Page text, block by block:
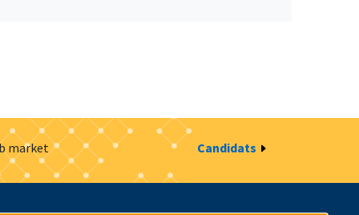
market Candidats